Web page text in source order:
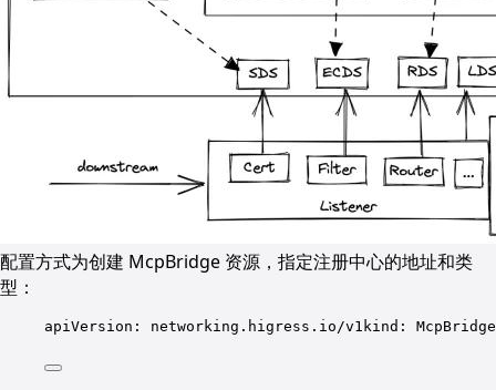
配置方式为创建 McpBridge 资源，指定注册中心的地址和类
型：
apiVersion: networking.higress.io/v1kind: